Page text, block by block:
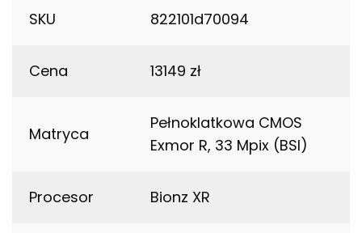
SKU 822101d70094
Cena 13149 zł
Matryca
Pełnoklatkowa CMOS
Exmor R, 33 Mpix (BSI)
Procesor Bionz XR